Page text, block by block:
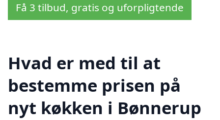
Få 3 tilbud, gratis og uforpligtende
Hvad er med til at
bestemme prisen på
nyt køkken i Bønnerup